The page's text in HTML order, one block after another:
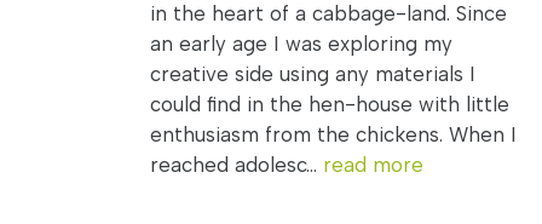
in the heart of a cabbage-land. Since
an early age I was exploring my
creative side using any materials I
could find in the hen-house with little
enthusiasm from the chickens. When I
reached adolesc... read more